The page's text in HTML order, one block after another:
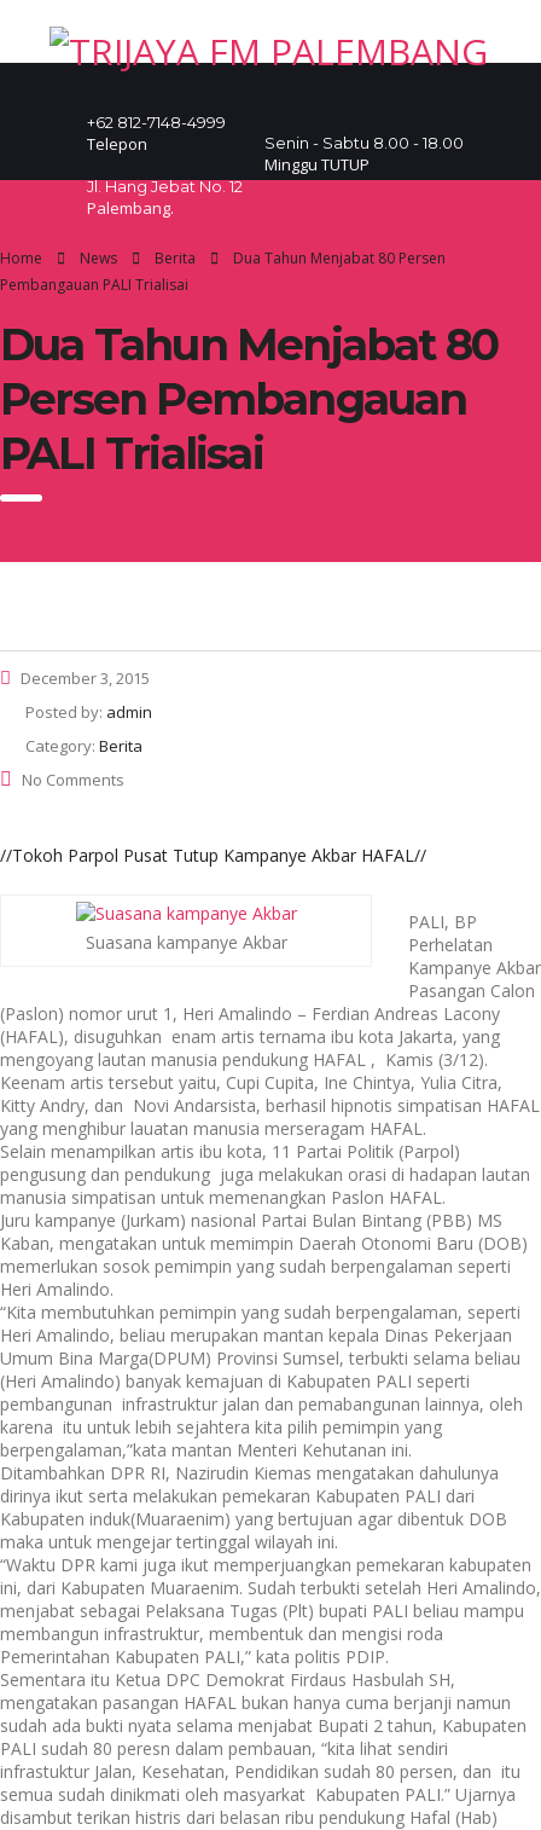
+62 812-7148-4999
Telepon Senin - Sabtu 8.00 - 18.00
Minggu TUTUP
Jl. Hang Jebat No. 12
Palembang.
Home News Berita
Dua Tahun Menjabat 80 Persen
Pembangauan PALI Trialisai
Dua Tahun Menjabat 80
Persen Pembangauan
PALI Trialisai
December 3, 2015
Posted by: admin
Category: Berita
No Comments
//Tokoh Parpol Pusat Tutup Kampanye Akbar HAFAL//
Suasana kampanye Akbar
PALI, BP
Perhelatan
Kampanye Akbar
Pasangan Calon
(Paslon) nomor urut 1, Heri Amalindo – Ferdian Andreas Lacony
(HAFAL), disuguhkan enam artis ternama ibu kota Jakarta, yang
mengoyang lautan manusia pendukung HAFAL , Kamis (3/12).
Keenam artis tersebut yaitu, Cupi Cupita, Ine Chintya, Yulia Citra,
Kitty Andry, dan Novi Andarsista, berhasil hipnotis simpatisan HAFAL
yang menghibur lauatan manusia merseragam HAFAL.
Selain menampilkan artis ibu kota, 11 Partai Politik (Parpol)
pengusung dan pendukung juga melakukan orasi di hadapan lautan
manusia simpatisan untuk memenangkan Paslon HAFAL.
Juru kampanye (Jurkam) nasional Partai Bulan Bintang (PBB) MS
Kaban, mengatakan untuk memimpin Daerah Otonomi Baru (DOB)
memerlukan sosok pemimpin yang sudah berpengalaman seperti
Heri Amalindo.
“Kita membutuhkan pemimpin yang sudah berpengalaman, seperti
Heri Amalindo, beliau merupakan mantan kepala Dinas Pekerjaan
Umum Bina Marga(DPUM) Provinsi Sumsel, terbukti selama beliau
(Heri Amalindo) banyak kemajuan di Kabupaten PALI seperti
pembangunan infrastruktur jalan dan pemabangunan lainnya, oleh
karena itu untuk lebih sejahtera kita pilih pemimpin yang
berpengalaman,”kata mantan Menteri Kehutanan ini.
Ditambahkan DPR RI, Nazirudin Kiemas mengatakan dahulunya
dirinya ikut serta melakukan pemekaran Kabupaten PALI dari
Kabupaten induk(Muaraenim) yang bertujuan agar dibentuk DOB
maka untuk mengejar tertinggal wilayah ini.
“Waktu DPR kami juga ikut memperjuangkan pemekaran kabupaten
ini, dari Kabupaten Muaraenim. Sudah terbukti setelah Heri Amalindo,
menjabat sebagai Pelaksana Tugas (Plt) bupati PALI beliau mampu
membangun infrastruktur, membentuk dan mengisi roda
Pemerintahan Kabupaten PALI,” kata politis PDIP.
Sementara itu Ketua DPC Demokrat Firdaus Hasbulah SH,
mengatakan pasangan HAFAL bukan hanya cuma berjanji namun
sudah ada bukti nyata selama menjabat Bupati 2 tahun, Kabupaten
PALI sudah 80 peresn dalam pembauan, “kita lihat sendiri
infrastuktur Jalan, Kesehatan, Pendidikan sudah 80 persen, dan itu
semua sudah dinikmati oleh masyarkat Kabupaten PALI.” Ujarnya
disambut terikan histris dari belasan ribu pendukung Hafal (Hab)